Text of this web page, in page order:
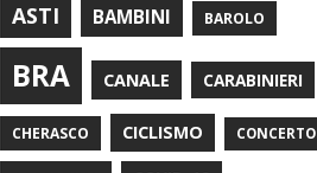
ASTI
BAMBINI BAROLO
BRA CANALE CARABINIERI
CHERASCO CICLISMO CONCERTO